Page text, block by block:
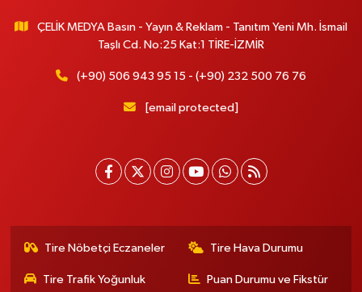
ÇELİK MEDYA Basın - Yayın & Reklam - Tanıtım Yeni Mh. İsmail
Taşlı Cd. No:25 Kat:1 TİRE-İZMİR
(+90) 506 943 95 15 - (+90) 232 500 76 76
[email protected]
Tire Nöbetçi Eczaneler Tire Hava Durumu
Tire Trafik Yoğunluk
Puan Durumu ve Fikstür